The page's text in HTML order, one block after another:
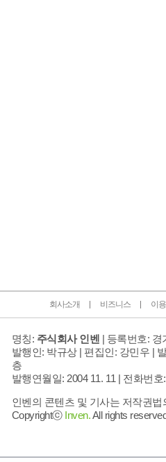
회사소개 비즈니스 이
명칭: 주식회사 인벤 | 등록번호: 경
발행인: 박규상 | 편집인: 강민우 |
층
발행연월일: 2004 11. 11 | 전화번호
인벤의 콘텐츠 및 기사는 저작권
Copyrightⓒ Inven.All rights